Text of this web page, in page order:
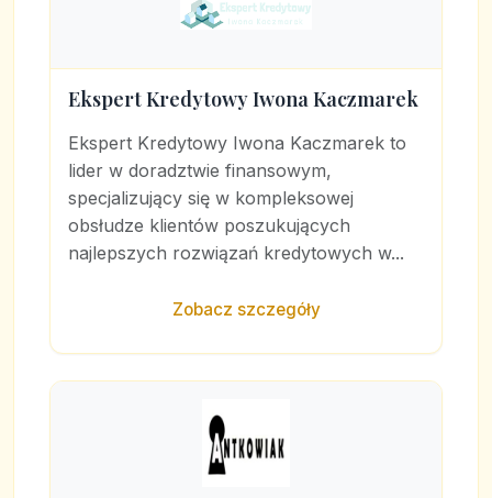
Ekspert Kredytowy Iwona Kaczmarek
Ekspert Kredytowy Iwona Kaczmarek to
lider w doradztwie finansowym,
specjalizujący się w kompleksowej
obsłudze klientów poszukujących
najlepszych rozwiązań kredytowych w...
Zobacz szczegóły